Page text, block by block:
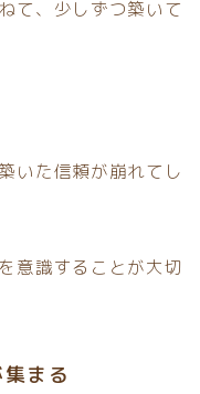
て、少しずつ築いて
いた信頼が崩れてし
意識することが大切
まる